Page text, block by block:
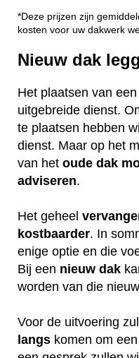
*Deze prijzen zijn
kosten voor uw dakwerk
Nieuw dak
Het plaatsen van
uitgebreide dienst.
te plaatsen hebben
dienst. Maar op het
van het oude dak
adviseren.
Het geheel
kostbaarder. In
enige optie en die
Bij een nieuw dak
worden van die
Voor de uitvoering
langs komen om